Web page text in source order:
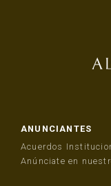
ANUNCIANTES
Acuerdos
Anúnciate en